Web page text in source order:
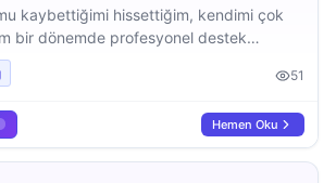
kaybettiğimi hissettiğim, kendimi çok
bir dönemde profesyonel destek
Mersin psikolog araştırmalarım
Bey ile yollarımız kesişti. Abartısız
ve alanında bu denli tecrübeli bir uzman
gözümde Mersin’deki en iyi psikolog
o […]
51
Hemen Oku